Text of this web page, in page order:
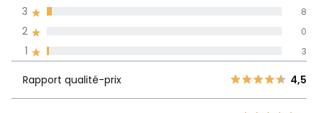
3 8
4
5 4,5
1 3
2 0
3 8
Rapport qualité-prix 4,5